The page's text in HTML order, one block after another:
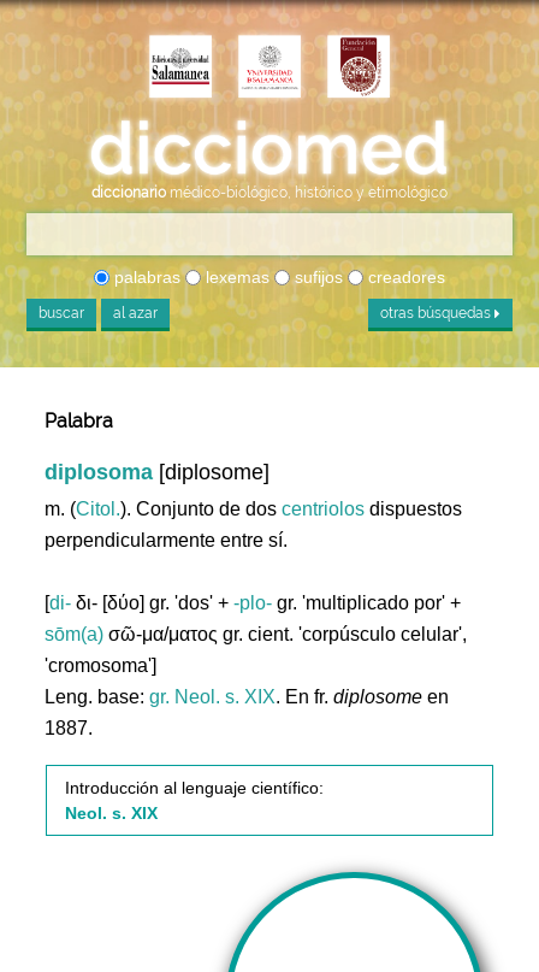
diccionario médico-biológico, histórico y etimológico
palabras lexemas sufijos creadores
buscar al azar otras búsquedas
Palabra
diplosoma [diplosome]
m. (Citol.). Conjunto de doscentriolos dispuestos
perpendicularmente entre sí.
[di- δι- [δύο] gr. 'dos' +-plo- gr. 'multiplicado por' +
sōm(a) σῶ-μα/ματος gr. cient. 'corpúsculo celular',
'cromosoma']
Leng. base:gr. Neol. s. XIX. En fr.diplosome en
1887.
Introducción al lenguaje científico:
Neol. s. XIX